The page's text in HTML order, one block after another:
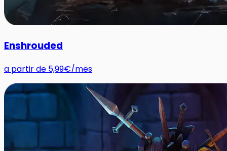
Enshrouded
a partir de 5,99€/mes